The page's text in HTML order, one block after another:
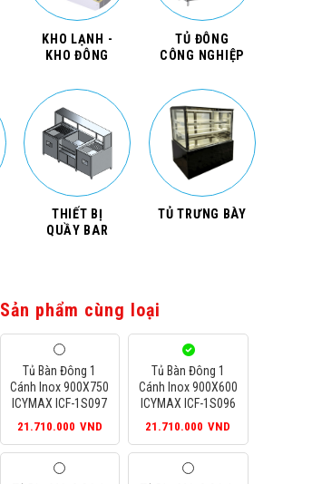
KHO LẠNH -
KHO ĐÔNG
TỦ ĐÔNG
CÔNG NGHIỆP
THIẾT BỊ
QUẦY BAR
TỦ TRƯNG BÀY
Sản phẩm cùng loại
Tủ Bàn Đông 1
Cánh Inox 900X750
ICYMAX ICF-1S097
21.710.000 VND
Tủ Bàn Đông 1
Cánh Inox 900X600
ICYMAX ICF-1S096
21.710.000 VND